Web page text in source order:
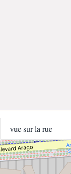
vue sur la rue